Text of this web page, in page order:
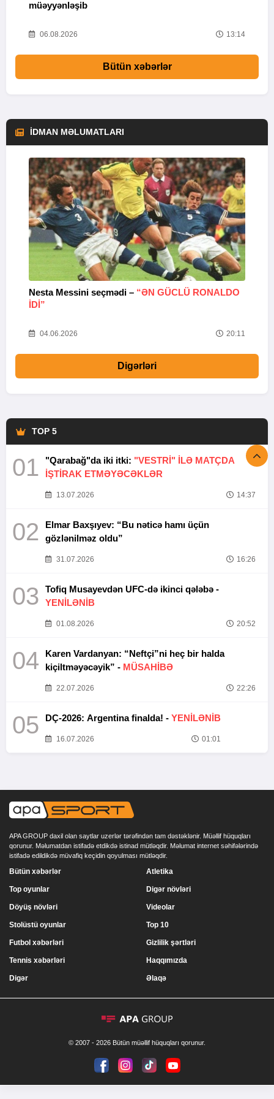
müəyyənləşib
06.08.2026 13:14
Bütün xəbərlər
İDMAN MƏLUMATLARI
Nesta Messini seçmədi – “ƏN GÜCLÜ RONALDO
IDI”
04.06.2026 20:11
Digərləri
TOP 5
01 "Qarabağ"da iki itki: "VESTRİ" İLƏ MATÇDA
İŞTİRAK ETMƏYƏCƏKLƏR
13.07.2026 14:37
02
Elmar Baxşıyev: “Bu nəticə hamı üçün
gözlənilməz oldu”
31.07.2026 16:26
03
Tofiq Musayevdən UFC-də ikinci qələbə -
YENİLƏNİB
01.08.2026 20:52
04
Karen Vardanyan: “Neftçi”ni heç bir halda
kiçiltməyəcəyik” - MÜSAHİBƏ
22.07.2026 22:26
05 DÇ-2026: Argentina finalda! - YENİLƏNİB
16.07.2026 01:01
APA GROUP daxil olan saytlar uzerlər tərəfindən tam dəstəklənir. Müəllif hüquqları
qorunur. Məlumatdan istifadə etdikdə istinad mütləqdir. Məlumat internet səhifələrində
istifadə edildikdə müvafiq keçidin qoyulması mütləqdir.
Bütün xəbərlər
Top oyunlar
Döyüş növləri
Stolüstü oyunlar
Atletika
Digər növləri
Videolar
Top 10
Futbol xəbərləri
Tennis xəbərləri
Digər
Gizlilik şərtləri
Haqqımızda
Əlaqə
© 2007 - 2026 Bütün müəllif hüquqları qorunur.